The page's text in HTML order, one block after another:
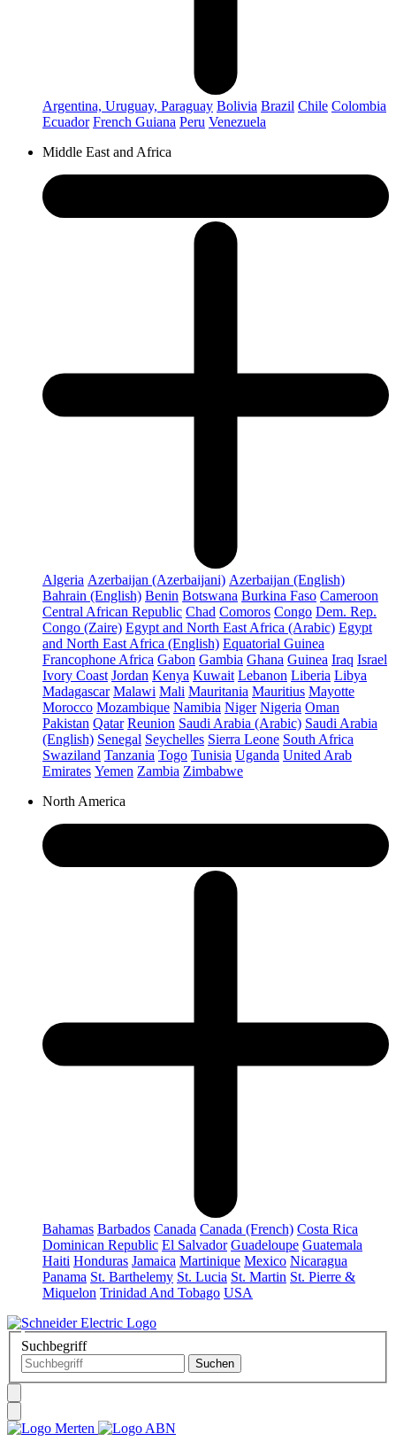
Argentina, Uruguay, Paraguay Bolivia Brazil Chile Colombia
Ecuador French Guiana Peru Venezuela
Middle East and Africa
Algeria Azerbaijan (Azerbaijani) Azerbaijan (English)
Bahrain (English) Benin Botswana Burkina Faso Cameroon
Central African Republic Chad Comoros Congo Dem. Rep.
Congo (Zaire) Egypt and North East Africa (Arabic) Egypt
and North East Africa (English) Equatorial Guinea
Francophone Africa Gabon Gambia Ghana Guinea Iraq Israel
Ivory Coast Jordan Kenya Kuwait Lebanon Liberia Libya
Madagascar Malawi Mali Mauritania Mauritius Mayotte
Morocco Mozambique Namibia Niger Nigeria Oman
Pakistan Qatar Reunion Saudi Arabia (Arabic) Saudi Arabia
(English) Senegal Seychelles Sierra Leone South Africa
Swaziland Tanzania Togo Tunisia Uganda United Arab
Emirates Yemen Zambia Zimbabwe
North America
Bahamas Barbados Canada Canada (French) Costa Rica
Dominican Republic El Salvador Guadeloupe Guatemala
Haiti Honduras Jamaica Martinique Mexico Nicaragua
Panama St. Barthelemy St. Lucia St. Martin St. Pierre &
Miquelon Trinidad And Tobago USA
Suchbegriff